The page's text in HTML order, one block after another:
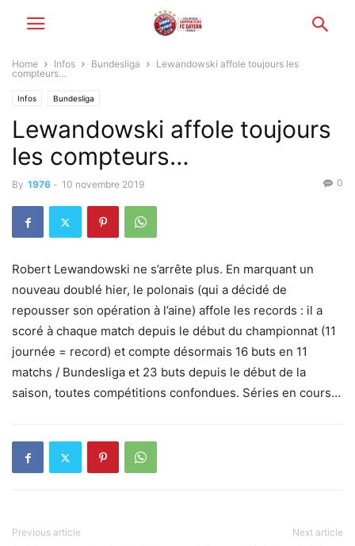
Home Infos Bundesliga
Lewandowski affole toujours les
compteurs…
Infos Bundesliga
Lewandowski affole toujours
les compteurs…
By 1976 - 10 novembre 2019 0
Robert Lewandowski ne s’arrête plus. En marquant un
nouveau doublé hier, le polonais (qui a décidé de
repousser son opération à l’aine) affole les records : il a
scoré à chaque match depuis le début du championnat (11
journée = record) et compte désormais 16 buts en 11
matchs / Bundesliga et 23 buts depuis le début de la
saison, toutes compétitions confondues. Séries en cours…
Previous article Next article